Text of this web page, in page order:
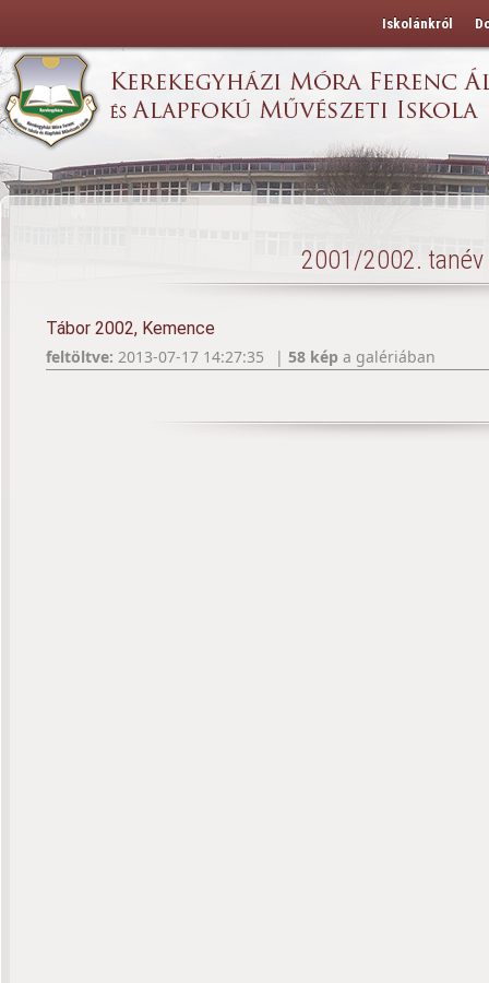
Iskolánkról
2001/2002. tanév
Tábor 2002, Kemence
feltöltve: 2013-07-17 14:27:35 | 58 kép a galériában